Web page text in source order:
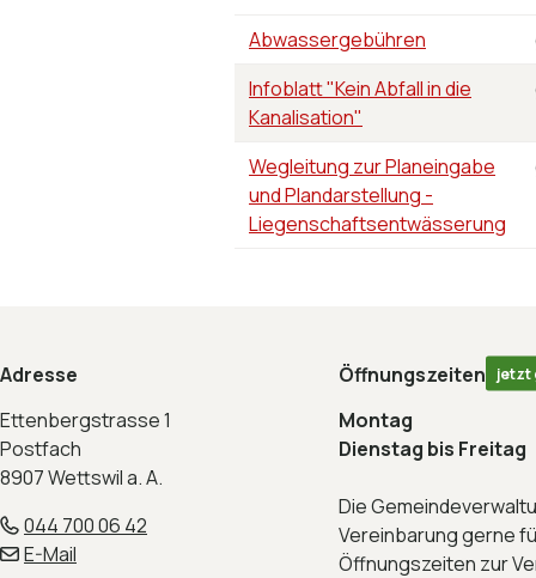
Abwassergebühren
Infoblatt "Kein Abfall in die
Kanalisation"
Wegleitung zur Planeingabe
und Plandarstellung -
Liegenschaftsentwässerung
Adresse
Ettenbergstrasse 1
Postfach
8907 Wettswil a. A.
044 700 06 42
E-Mail
Öffnungszeiten jetzt
Montag
Dienstag bis Freitag
Die
Vereinbarung gerne
Öffnungszeiten zur